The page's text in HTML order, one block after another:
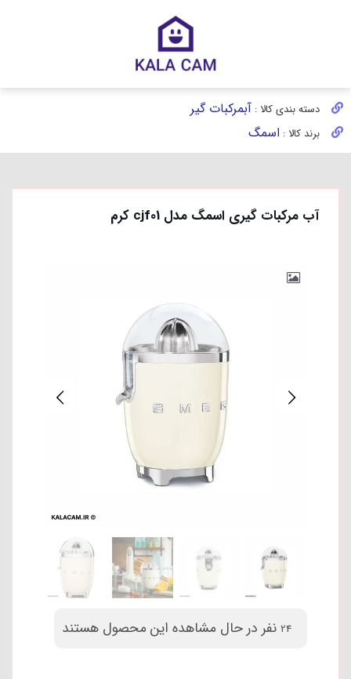
دسته بندی کالا : آبمرکبات گیر
برند کالا : اسمگ
آب مرکبات گیری اسمگ مدل cjf01 کرم
24 نفر در حال مشاهده این محصول هستند